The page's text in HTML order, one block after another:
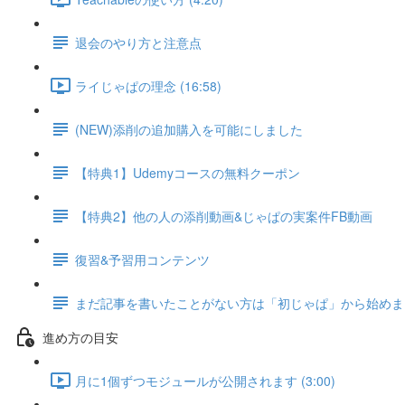
退会のやり方と注意点
ライじゃぱの理念 (16:58)
(NEW)添削の追加購入を可能にしました
【特典1】Udemyコースの無料クーポン
【特典2】他の人の添削動画&じゃぱの実案件FB動画
復習&予習用コンテンツ
まだ記事を書いたことがない方は「初じゃぱ」から始め
進め方の目安
月に1個ずつモジュールが公開されます (3:00)